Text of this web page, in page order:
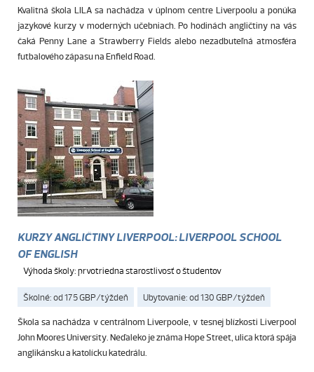
Kvalitná škola LILA sa nachádza v úplnom centre Liverpoolu a ponúka
jazykové kurzy v moderných učebniach. Po hodinách angličtiny na vás
čaká Penny Lane a Strawberry Fields alebo nezadbuteľná atmosféra
futbalového zápasu na Enfield Road.
KURZY ANGLIČTINY LIVERPOOL: LIVERPOOL SCHOOL
OF ENGLISH
Výhoda školy: prvotriedna starostlivosť o študentov
Školné: od 175 GBP/týždeň Ubytovanie: od 130 GBP/týždeň
Škola sa nachádza v centrálnom Liverpoole, v tesnej blízkosti Liverpool
John Moores University. Neďaleko je známa Hope Street, ulica ktorá spája
anglikánsku a katolícku katedrálu.